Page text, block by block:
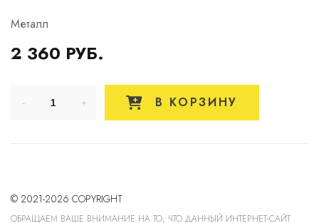
Металл
2 360 РУБ.
В КОРЗИНУ
© 2021-2026 COPYRIGHT
ОБРАЩАЕМ ВАШЕ ВНИМАНИЕ НА ТО, ЧТО ДАННЫЙ ИНТЕРНЕТ-САЙТ